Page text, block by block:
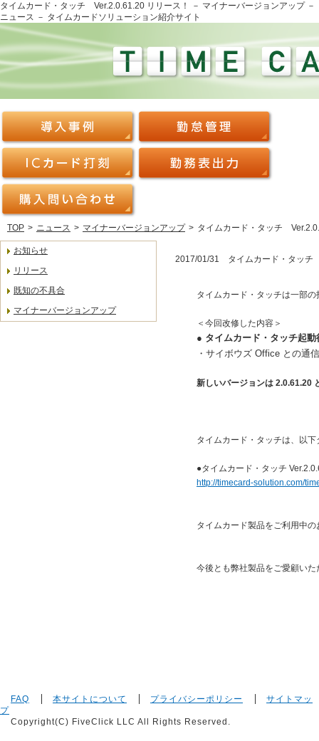
タイムカード・タッチ Ver.2.0.61.20 リリース！ － マイナーバージョンアップ －
ニュース － タイムカードソリューション紹介サイト
TOP > ニュース > マイナーバージョンアップ > タイムカード・タッチ
2017/01/31 タイムカード・タッチ
タイムカード・タッチは一部
＜今回改修した内容＞
● タイムカード・タッチ起
・サイボウズ Office との通
新しいバージョンは 2.0.61.20
タイムカード・タッチは、以
●タイムカード・タッチ
http://timecard-solution.com/
タイムカード製品をご利用中
今後とも弊社製品をご愛顧い
お知らせ
リリース
既知の不具合
マイナーバージョンアップ
FAQ 本サイトについて プライバシーポリシー
サイトマッ
プ
Copyright(C) FiveClick LLC All Rights Reserved.